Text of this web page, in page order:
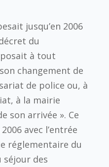
jusqu’en 2006
du
à tout
changement de
de police ou, à
à la mairie
son arrivée ». Ce
avec l’entrée
réglementaire du
séjour des